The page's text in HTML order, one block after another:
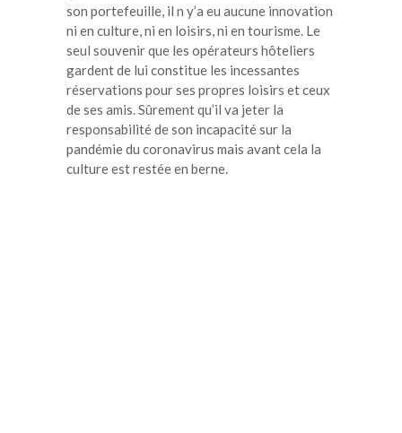
son portefeuille, il n y’a eu aucune innovation
ni en culture, ni en loisirs, ni en tourisme. Le
seul souvenir que les opérateurs hôteliers
gardent de lui constitue les incessantes
réservations pour ses propres loisirs et ceux
de ses amis. Sûrement qu’il va jeter la
responsabilité de son incapacité sur la
pandémie du coronavirus mais avant cela la
culture est restée en berne.